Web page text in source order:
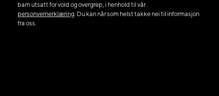
barn utsatt for vold og overgrep, i henhold til vår
personvernerklæring. Du kan når som helst takke nei til informasjon
fra oss.